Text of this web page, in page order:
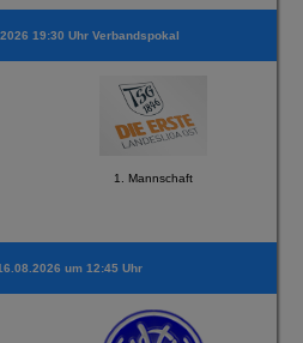
19:30 Uhr Verbandspokal
1. Mannschaft
um 12:45 Uhr